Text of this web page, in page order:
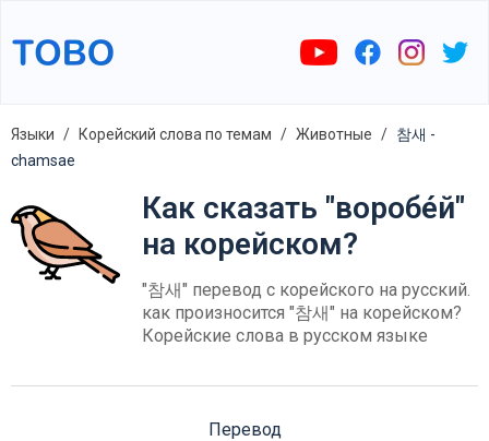
Языки Корейский слова по темам Животные
참새 -
chamsae
Как сказать "воробе́й"
на корейском?
"참새" перевод с корейского на русский.
как произносится "참새" на корейском?
Корейские слова в русском языке
Перевод